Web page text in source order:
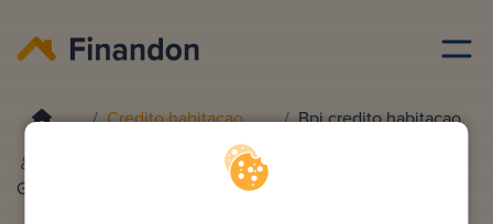
Credito habitacao Bpi credito habitacao
González
Editado e revisto por
Pimentel